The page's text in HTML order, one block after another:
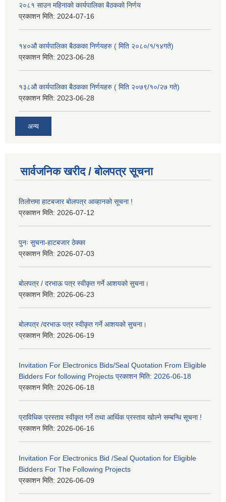
२०८१ साउन महिनाको कार्यपालिका बैठकको निर्णय
प्रकाशन मिति: 2024-07-16
१४०औ कार्यपालिका बैठकका निर्णयहरु ( मिति २०८०/१/१४गते)
प्रकाशन मिति: 2023-06-28
१३८औ कार्यपालिका बैठकका निर्णयहरु ( मिति २०७९/१०/२७ गते)
प्रकाशन मिति: 2023-06-28
अन्य
सार्वजनिक खरीद / बोलपत्र सूचना
तिलोत्तमा हाटबजार बोलपत्र आव्हानको सूचना !
प्रकाशन मिति: 2026-07-12
पुनः सुचना-हाटबजार ठेक्का
प्रकाशन मिति: 2026-07-03
बोलपत्र / दरभाऊ पत्र स्वीकृत गर्ने आशयको सुचना।
प्रकाशन मिति: 2026-06-23
बोलपत्र /दरभाऊ पत्र स्वीकृत गर्ने आशयको सुचना।
प्रकाशन मिति: 2026-06-19
Invitation For Electronics Bids/Seal Quotation From Eligible
Bidders For following Projects प्रकाशन मिति: 2026-06-18
प्रकाशन मिति: 2026-06-18
प्राविधिक प्रस्ताव स्वीकृत गर्ने तथा आर्थिक प्रस्ताव खोल्ने सम्बन्धि सूचना !
प्रकाशन मिति: 2026-06-16
Invitation For Electronics Bid /Seal Quotation for Eligible
Bidders For The Following Projects
प्रकाशन मिति: 2026-06-09